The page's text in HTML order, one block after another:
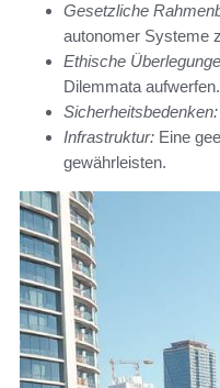
Gesetzliche
autonomer Systeme
Ethische
Dilemmata aufwerfen.
Sicherheitsbedenken:
Infrastruktur: Eine
gewährleisten.